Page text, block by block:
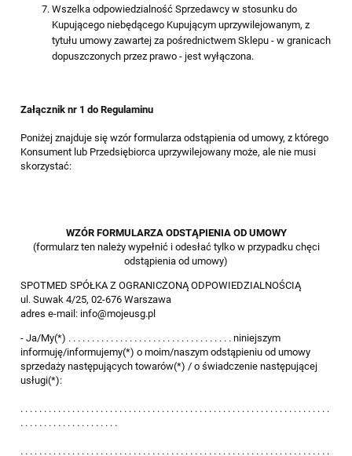
Wszelka odpowiedzialność Sprzedawcy w stosunku do
Kupującego niebędącego Kupującym uprzywilejowanym, z
tytułu umowy zawartej za pośrednictwem Sklepu - w granicach
dopuszczonych przez prawo - jest wyłączona.
Załącznik nr 1 do Regulaminu
Poniżej znajduje się wzór formularza odstąpienia od umowy, z którego
Konsument lub Przedsiębiorca uprzywilejowany może, ale nie musi
skorzystać:
WZÓR FORMULARZA ODSTĄPIENIA OD UMOWY
(formularz ten należy wypełnić i odesłać tylko w przypadku chęci
odstąpienia od umowy)
SPOTMED SPÓŁKA Z OGRANICZONĄ ODPOWIEDZIALNOŚCIĄ
ul. Suwak 4/25, 02-676 Warszawa
adres e-mail: info@mojeusg.pl
- Ja/My(*) . . . . . . . . . . . . . . . . . . . . . . . . . . . . . . . . . . . niniejszym
informuję/informujemy(*) o moim/naszym odstąpieniu od umowy
sprzedaży następujących towarów(*) / o świadczenie następującej
usługi(*):
. . . . . . . . . . . . . . . . . . . . . . . . . . . . . . . . . . . . . . . . . . . . . . . . . . . . . . . . . . . . . . . . . .
. . . . . . . . . . . . . . . . . . . . .
. . . . . . . . . . . . . . . . . . . . . . . . . . . . . . . . . . . . . . . . . . . . . . . . . . . . . . . . . . . . . . . . . .